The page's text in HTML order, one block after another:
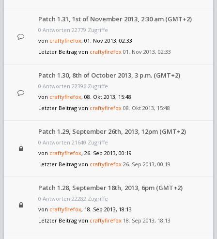
Patch 1.31, 1st of November 2013, 2:30 am (GMT+2)
0 Antworten 22779 Zugriffe
von craftyfirefox, 01. Nov 2013, 02:33
Letzter Beitrag von craftyfirefox 01. Nov 2013, 02:33
Patch 1.30, 8th of October 2013, 3 p.m. (GMT+2)
0 Antworten 22396 Zugriffe
von craftyfirefox, 08. Okt 2013, 15:48
Letzter Beitrag von craftyfirefox 08. Okt 2013, 15:48
Patch 1.29, September 26th, 2013, 12pm (GMT+2)
0 Antworten 21640 Zugriffe
von craftyfirefox, 26. Sep 2013, 00:19
Letzter Beitrag von craftyfirefox 26. Sep 2013, 00:19
Patch 1.28, September 18th, 2013, 6pm (GMT+2)
0 Antworten 22282 Zugriffe
von craftyfirefox, 18. Sep 2013, 18:13
Letzter Beitrag von craftyfirefox 18. Sep 2013, 18:13